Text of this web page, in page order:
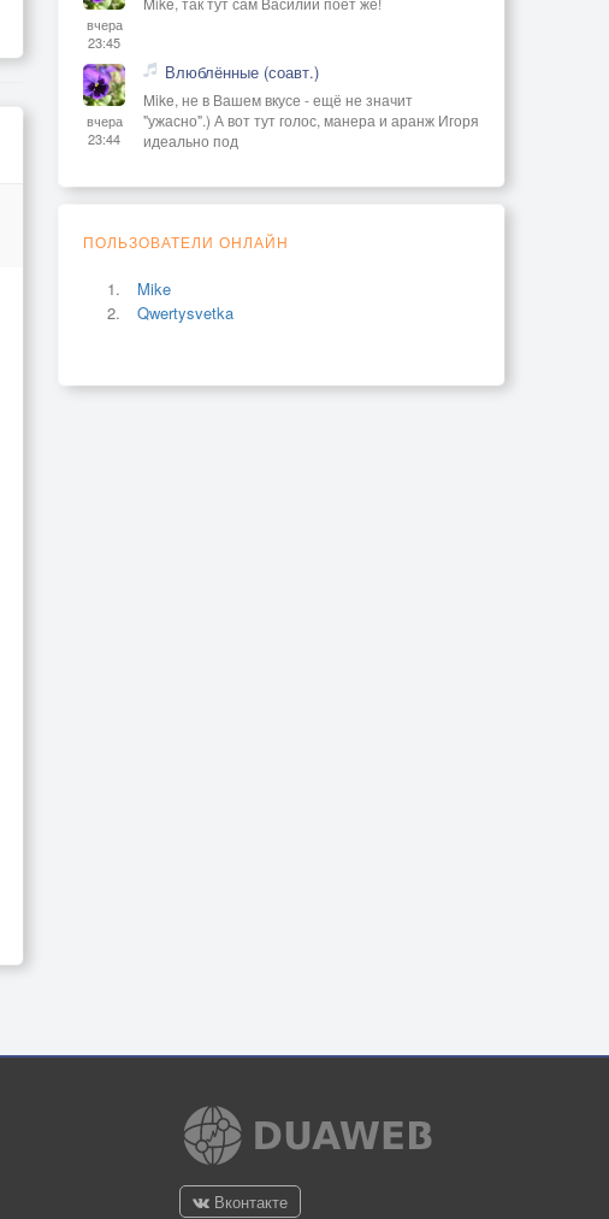
вчера
23:45
вчера
23:44
Влюблённые (соавт.)
Mike, не в Вашем вкусе - ещё не значит
"ужасно".) А вот тут голос, манера и аранж Игоря
идеально под
ПОЛЬЗОВАТЕЛИ ОНЛАЙН
Mike
Qwertysvetka
Вконтакте